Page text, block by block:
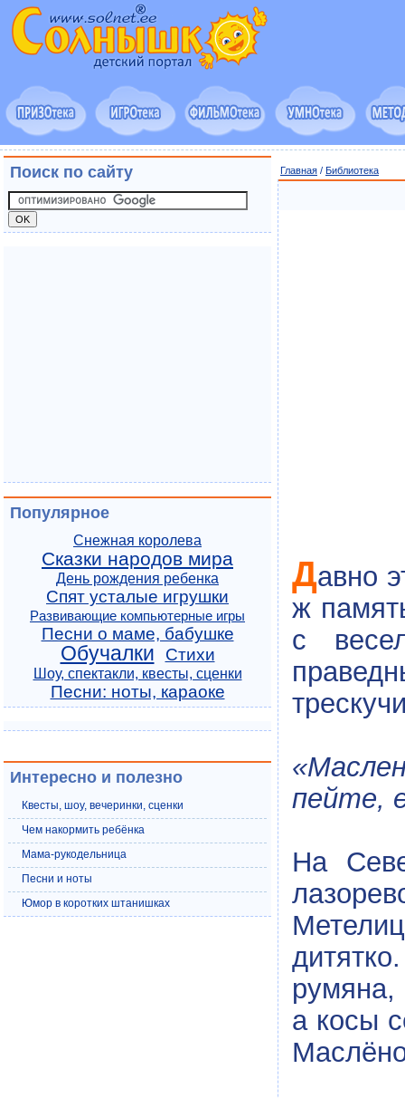
Главная / Библиотека
Давно
ж
с
пейте,
На
а косы
Поиск по сайту
Популярное
Снежная королева
Сказки народов мира
День рождения ребенка
Спят усталые игрушки
Развивающие компьютерные игры
Песни о маме, бабушке
Обучалки Стихи
Шоу, спектакли, квесты, сценки
Песни: ноты, караоке
Интересно и полезно
Квесты, шоу, вечеринки, сценки
Чем накормить ребёнка
Мама-рукодельница
Песни и ноты
Юмор в коротких штанишках